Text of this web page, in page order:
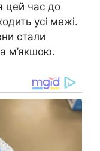
цей час до
усі межі.
стали
м’якшою.